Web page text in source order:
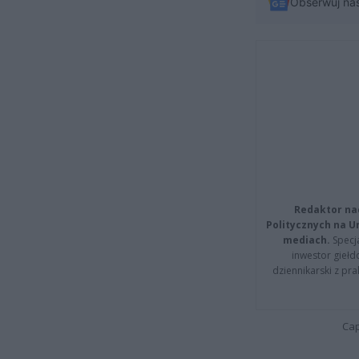
Redaktor
Politycznych na
mediach.
inwestor
dziennikarski z